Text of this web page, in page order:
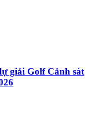
giải Golf Cảnh sát